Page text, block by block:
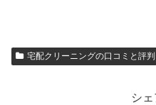
宅配クリーニングの口コミと評判
シ